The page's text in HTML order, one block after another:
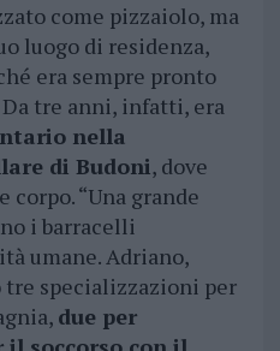
come pizzaiolo, ma
luogo di residenza,
era sempre pronto
tre anni, infatti, era
nella
di Budoni, dove
corpo. “Una grande
i barracelli
umane. Adriano,
specializzazioni per
due per